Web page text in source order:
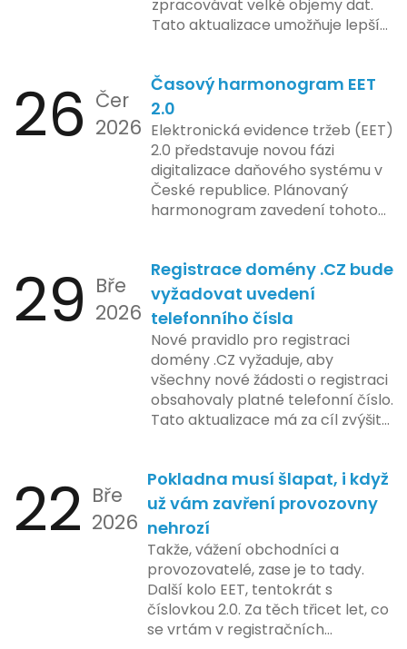
konkrétních záměrech či časové
ose zavedení této technologie.
zpracovávat velké objemy dat.
Tato aktualizace umožňuje lepší
podniky s náročnými účetními
procesy.
26 Čer
2026
Časový harmonogram EET
2.0
Elektronická evidence tržeb (EET)
2.0 představuje novou fázi
digitalizace daňového systému v
České republice. Plánovaný
harmonogram zavedení tohoto
zahrnuje přípravu technické
platformy a legislativních změn,
které by měly být předloženy do
konce tohoto roku. Očekává se,
že tato fáze umožní adaptaci
systémů a rozšíření podpory pro
podnikatele, přičemž všechny
potřebné technologie by měly
být dostupné k testování v rámci
plánovaná na první pololetí
následujícího roku, je zaměřena
na školení a edukaci uživatelů,
včetně přípravy materiálů a
školení pro zaměstnavatele a
účetní firmy. V této fázi dojde
také k oficiálnímu spuštění
systému pro vybrané segmenty
podnikání. Třetí a konečná fáze
29 Bře
2026
Registrace domény .CZ bude
vyžadovat uvedení
telefonního čísla
Nové pravidlo pro registraci
domény .CZ vyžaduje, aby
všechny nové žádosti o registraci
obsahovaly platné telefonní číslo.
Tato aktualizace má za cíl zvýšit
České republice. Povinnost uvést
telefonní číslo se týká všech
nově registrovaných domén, a
také může ovlivnit stávající
majitele domén při aktualizaci
jejich údajů.
22 Bře
2026
Pokladna musí šlapat, i když
už vám zavření provozovny
nehrozí
Takže, vážení obchodníci a
provozovatelé, zase je to tady.
Další kolo EET, tentokrát s
číslovkou 2.0. Za těch třicet let, co
se vrtám v registračních